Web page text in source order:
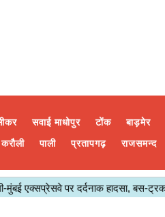
सवाई माधोपुर टोंक बाड़मेर
करौली पाली प्रतापगढ़ राजसमन्द